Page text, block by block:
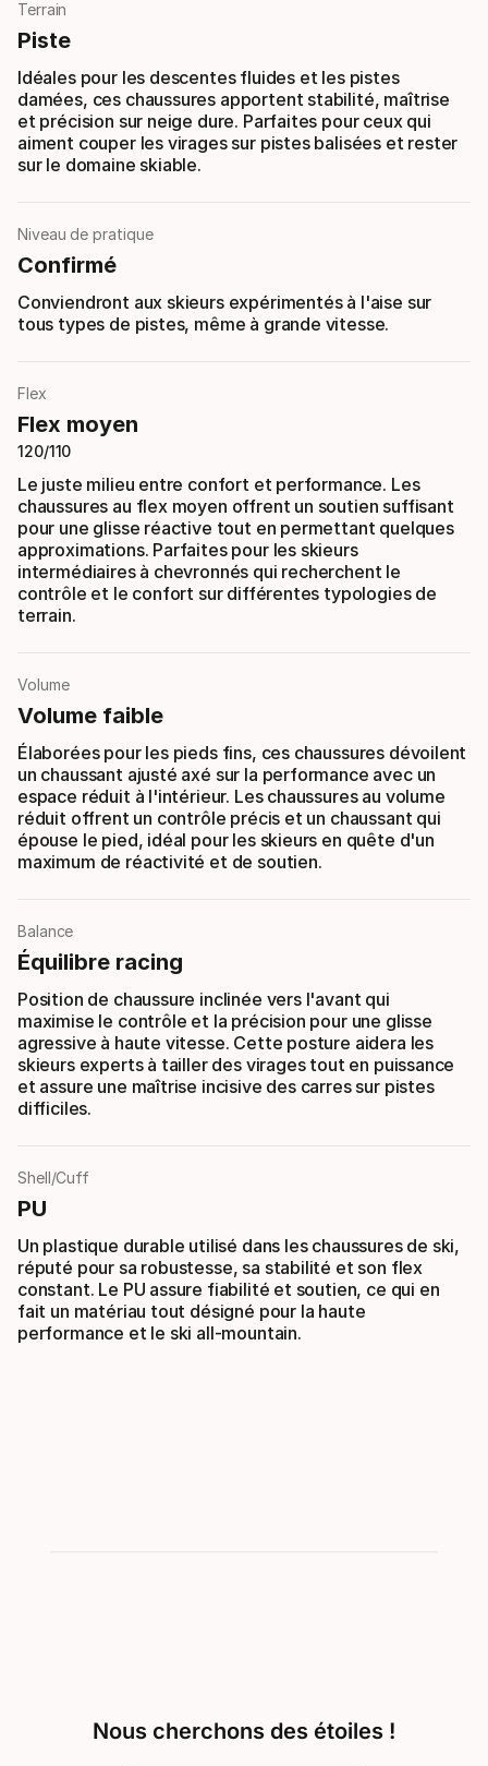
Terrain
Piste
Idéales pour les descentes fluides et les pistes
damées, ces chaussures apportent stabilité, maîtrise
et précision sur neige dure. Parfaites pour ceux qui
aiment couper les virages sur pistes balisées et rester
sur le domaine skiable.
Niveau de pratique
Confirmé
Conviendront aux skieurs expérimentés à l'aise sur
tous types de pistes, même à grande vitesse.
Flex
Flex moyen
120/110
Le juste milieu entre confort et performance. Les
chaussures au flex moyen offrent un soutien suffisant
pour une glisse réactive tout en permettant quelques
approximations. Parfaites pour les skieurs
intermédiaires à chevronnés qui recherchent le
contrôle et le confort sur différentes typologies de
terrain.
Volume
Volume faible
Élaborées pour les pieds fins, ces chaussures dévoilent
un chaussant ajusté axé sur la performance avec un
espace réduit à l'intérieur. Les chaussures au volume
réduit offrent un contrôle précis et un chaussant qui
épouse le pied, idéal pour les skieurs en quête d'un
maximum de réactivité et de soutien.
Balance
Équilibre racing
Position de chaussure inclinée vers l'avant qui
maximise le contrôle et la précision pour une glisse
agressive à haute vitesse. Cette posture aidera les
skieurs experts à tailler des virages tout en puissance
et assure une maîtrise incisive des carres sur pistes
difficiles.
Shell/Cuff
PU
Un plastique durable utilisé dans les chaussures de ski,
réputé pour sa robustesse, sa stabilité et son flex
constant. Le PU assure fiabilité et soutien, ce qui en
fait un matériau tout désigné pour la haute
performance et le ski all-mountain.
Nous cherchons des étoiles !